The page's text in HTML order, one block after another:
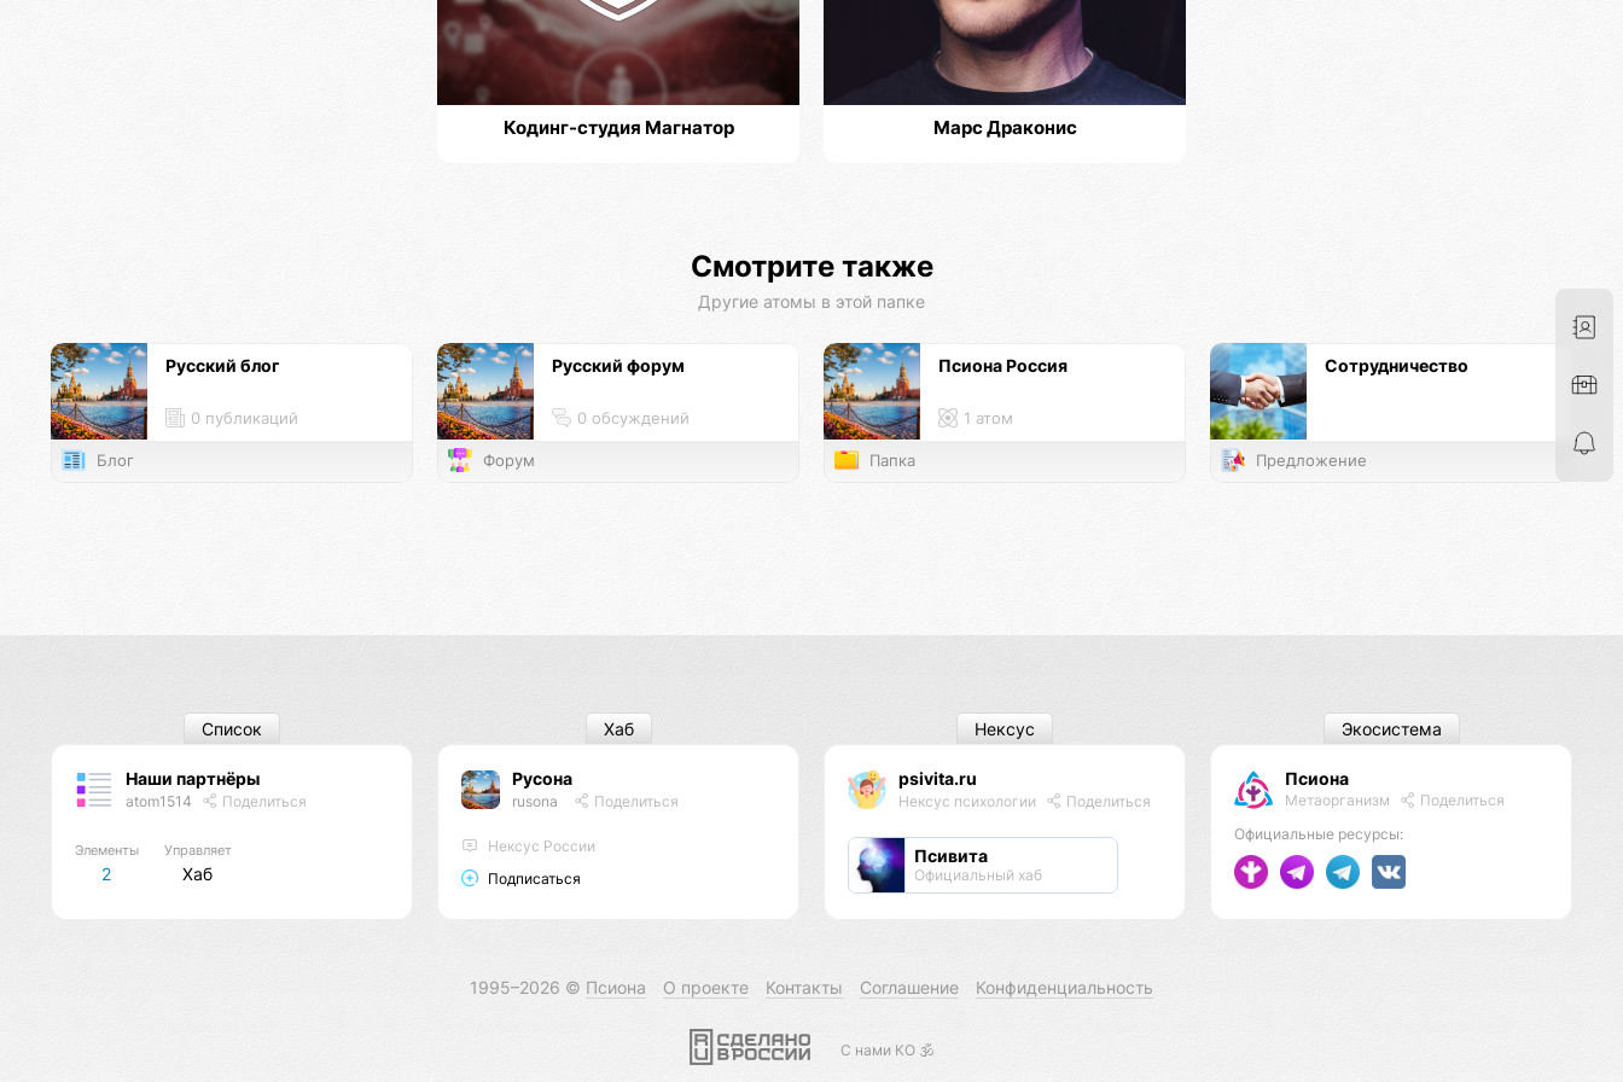
Кодинг-студия Магнатор Марс Драконис
Смотрите также
Другие атомы в этой папке
Русский блог
0 публикаций
Блог
Русский форум
0 обсуждений
Форум
Псиона Россия
1 атом
Папка
Сотрудничество
Предложение
Наши партнёры
atom1514 Поделиться
Элементы
2
Управляет
Хаб
Список
Русона
rusona Поделиться
Нексус России
Подписаться
Хаб
psivita.ru
Нексус психологии Поделиться
Псивита
Официальный хаб
Нексус
Псиона
Метаорганизм
Поделиться
Официальные ресурсы:
Экосистема
1995–2026 © Псиона О проекте Контакты Соглашение Конфиденциальность
С нами КО 🕉️